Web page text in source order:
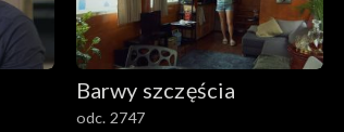
Barwy szczęścia
odc. 2747